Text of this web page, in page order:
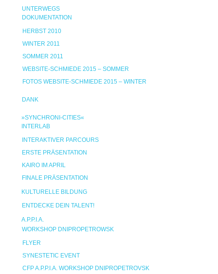
UNTERWEGS
DOKUMENTATION
HERBST 2010
WINTER 2011
SOMMER 2011
WEBSITE-SCHMIEDE 2015 – SOMMER
FOTOS WEBSITE-SCHMIEDE 2015 – WINTER
DANK
»SYNCHRONI-CITIES«
INTERLAB
INTERAKTIVER PARCOURS
ERSTE PRÄSENTATION
KAIRO IM APRIL
FINALE PRÄSENTATION
KULTURELLE BILDUNG
ENTDECKE DEIN TALENT!
A.P.P.I.A.
WORKSHOP DNIPROPETROWSK
FLYER
SYNESTETIC EVENT
CFP A.P.P.I.A. WORKSHOP DNIPROPETROVSK